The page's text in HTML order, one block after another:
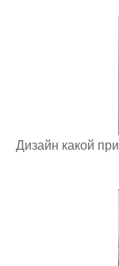
Дизайн какой